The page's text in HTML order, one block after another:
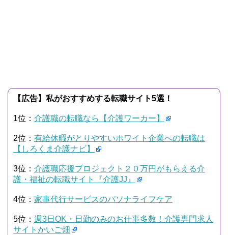
【広告】私がおすすめする転職サイト5選！
1位： 介護職の転職なら【介護ワーカー】
2位： 有給休暇がとりやすいホワイト企業への転職は
【しろくま介護ナビ】
3位： 介護職応援プロジェクト２０万円がもらえる介
護・福祉の転職サイト『介護JJ』
4位： 家事代行サービスのパソナライフケア
5位： 週3日OK・日勤のみのお仕事多数！介護専門求人
サイトかいご畑